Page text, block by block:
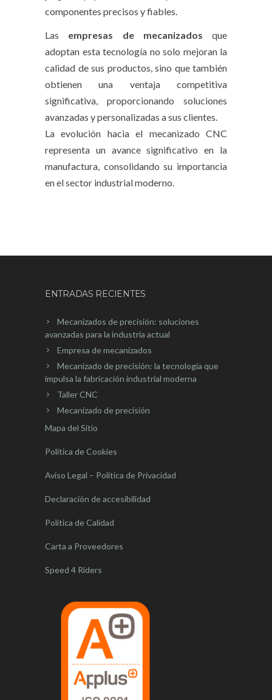
componentes precisos y fiables.
Las empresas de mecanizados que
adoptan esta tecnología no solo mejoran la
calidad de sus productos, sino que también
obtienen una ventaja competitiva
significativa, proporcionando soluciones
avanzadas y personalizadas a sus clientes.
La evolución hacia el mecanizado CNC
representa un avance significativo en la
manufactura, consolidando su importancia
en el sector industrial moderno.
ENTRADAS RECIENTES
Mecanizados de precisión: soluciones
avanzadas para la industria actual
Empresa de mecanizados
Mecanizado de precisión: la tecnología que
impulsa la fabricación industrial moderna
Taller CNC
Mecanizado de precisión
Mapa del Sitio
Política de Cookies
Aviso Legal – Política de Privacidad
Declaración de accesibilidad
Política de Calidad
Carta a Proveedores
Speed 4 Riders